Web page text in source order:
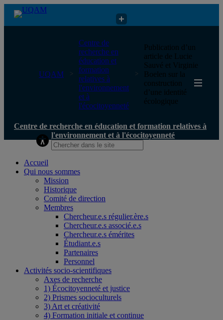
Centre de recherche en éducation et formation relatives à
l'environnement et à l'écocitoyenneté
UQAM
Centre de
recherche en
éducation et
formation
relatives à
l'environnement
et à
l'écocitoyenneté
Publication d’un
article de Lucie
Sauvé et Virginie
Boelen sur la
construction
d’une identité
écologique
Centre de recherche en éducation et formation relatives à
l'environnement et à l'écocitoyenneté
Accueil
Qui nous sommes
Mission
Historique
Comité de direction
Membres
Chercheur.e.s régulier.ère.s
Chercheur.e.s associé.e.s
Chercheur.e.s émérites
Étudiant.e.s
Partenaires
Personnel
Activités socio-scientifiques
Axes de recherche
1) Écocitoyenneté et justice
2) Prismes socioculturels
3) Art et créativité
4) Formation initiale et continue